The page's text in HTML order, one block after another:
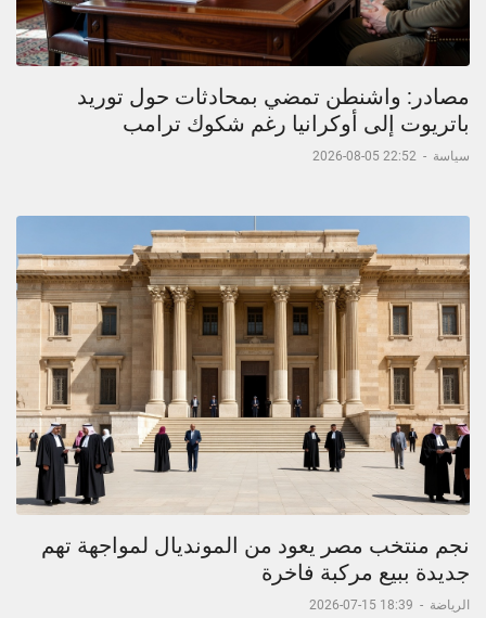
مصادر: واشنطن تمضي بمحادثات حول توريد
باتريوت إلى أوكرانيا رغم شكوك ترامب
سياسة -
22:52 05-08-2026
نجم منتخب مصر يعود من المونديال لمواجهة تهم
جديدة ببيع مركبة فاخرة
الرياضة -
18:39 15-07-2026